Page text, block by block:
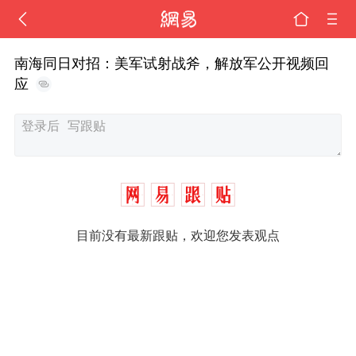
南海同日对招：美军试射战斧，解放军公开视频回
应
目前没有最新跟贴，欢迎您发表观点